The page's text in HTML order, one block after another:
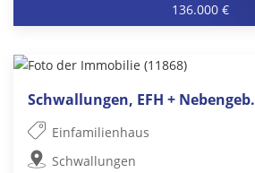
136.000 €
Schwallungen, EFH + Nebengeb.
Einfamilienhaus
Schwallungen